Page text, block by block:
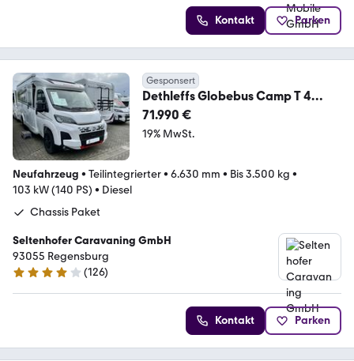
Kontakt Parken
Gesponsert
Dethleffs Globebus Camp T 4
Active Sondermodell
71.990 €
19% MwSt.
Neufahrzeug • Teilintegrierter• 6.630 mm • Bis 3.500 kg •
103 kW (140 PS) • Diesel
Chassis Paket
Seltenhofer Caravaning GmbH
93055 Regensburg
4.2 Sterne
(126)
Kontakt Parken